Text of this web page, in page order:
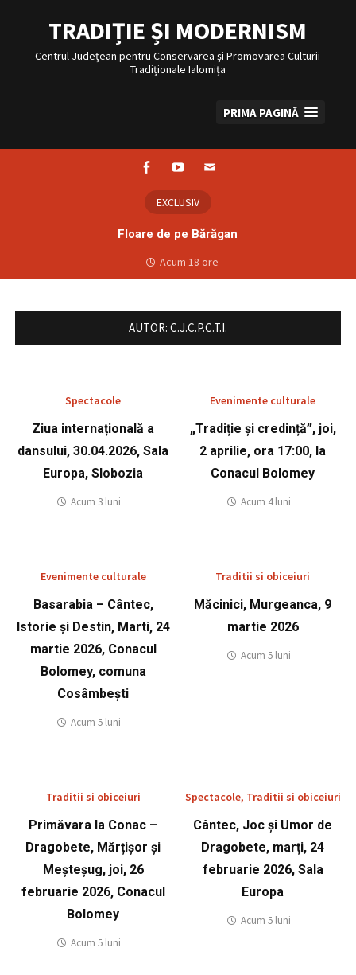
conținut
TRADIȚIE ȘI MODERNISM
Centrul Județean pentru Conservarea și Promovarea Culturii
Tradiționale Ialomița
PRIMA PAGINĂ
EXCLUSIV
Floare de pe Bărăgan
Acum 18 ore
AUTOR: C.J.C.P.C.T.I.
Spectacole
Ziua internațională a
dansului, 30.04.2026, Sala
Europa, Slobozia
Acum 3 luni
Evenimente culturale
„Tradiție și credință”, joi,
2 aprilie, ora 17:00, la
Conacul Bolomey
Acum 4 luni
Evenimente culturale
Basarabia – Cântec,
Istorie și Destin, Marti, 24
martie 2026, Conacul
Bolomey, comuna
Cosâmbești
Acum 5 luni
Traditii si obiceiuri
Măcinici, Murgeanca, 9
martie 2026
Acum 5 luni
Traditii si obiceiuri
Primăvara la Conac –
Dragobete, Mărțișor și
Meșteșug, joi, 26
februarie 2026, Conacul
Bolomey
Acum 5 luni
Spectacole, Traditii si obiceiuri
Cântec, Joc și Umor de
Dragobete, marți, 24
februarie 2026, Sala
Europa
Acum 5 luni